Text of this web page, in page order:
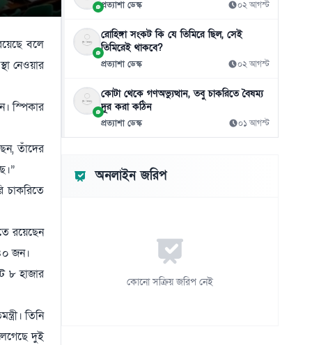
বলে
নেওয়ার
স্পিকার
তাঁদের
চাকরিতে
রয়েছেন
জন।
৮ হাজার
তিনি
দুই
যেভাবে সাশ্রয় করবেন
১১ দেশের ৪ বিভাগে ভারী বৃষ্টিপাতের সতর্কতা
০৬ আগস্ট
১২
বাংলাদেশি কর্মীদের আকামা নিয়ে বড় সুখবর দিল
সৌদি সরকার
০৬ আগস্ট
০৬ আগস্ট
মানবতাবিরোধী অপরাধে ১৬ জনের মৃত্যুদণ্ড, ১১
০৬ আগস্ট
প্রত্যাশা ডেস্ক ০২ আগস্ট
রোহিঙ্গা সংকট কি যে তিমিরে ছিল, সেই
তিমিরেই থাকবে?
প্রত্যাশা ডেস্ক ০২ আগস্ট
কোটা থেকে গণঅভ্যুত্থান, তবু চাকরিতে বৈষম্য
দূর করা কঠিন
প্রত্যাশা ডেস্ক ০১ আগস্ট
অনলাইন জরিপ
কোনো সক্রিয় জরিপ নেই